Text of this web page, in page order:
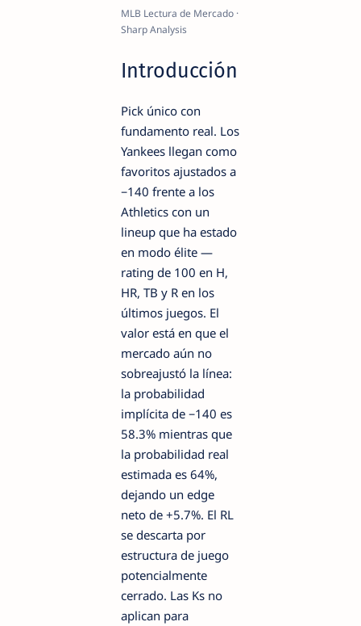
MLB Lectura de Mercado ·
Sharp Analysis
Introducción
Pick único con
fundamento real. Los
Yankees llegan como
favoritos ajustados a
−140 frente a los
Athletics con un
lineup que ha estado
en modo élite —
rating de 100 en H,
HR, TB y R en los
últimos juegos. El
valor está en que el
mercado aún no
sobreajustó la línea:
la probabilidad
implícita de −140 es
58.3% mientras que
la probabilidad real
estimada es 64%,
dejando un edge
neto de +5.7%. El RL
se descarta por
estructura de juego
potencialmente
cerrado. Las Ks no
aplican para